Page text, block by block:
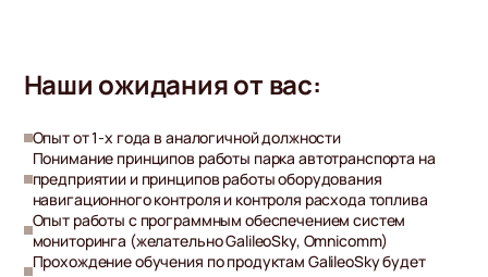
Наши ожидания от вас:
Опыт от 1-х года в аналогичной должности
Понимание принципов работы парка автотранспорта на
предприятии и принципов работы оборудования
навигационного контроля и контроля расхода топлива
Опыт работы с программным обеспечением систем
мониторинга (желательно GalileoSky, Omnicomm)
Прохождение обучения по продуктам GalileoSky будет